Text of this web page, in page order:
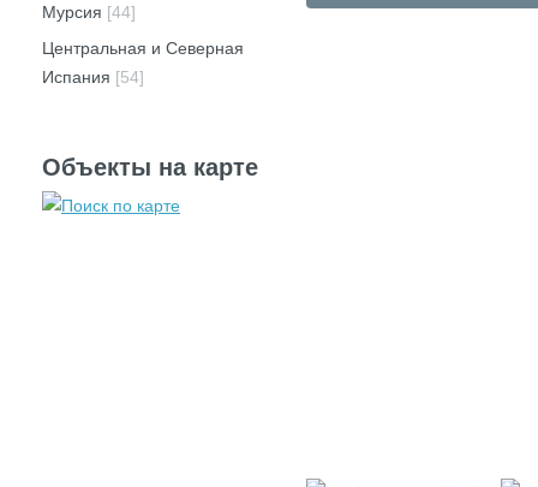
Мурсия [44]
Центральная и Северная
Испания [54]
Объекты на карте